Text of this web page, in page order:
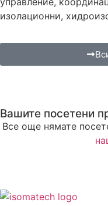
изолационни,
Вашите посетени
Все още нямате